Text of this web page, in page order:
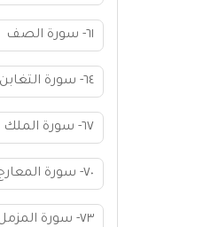
٦١- سورة الصف
٦٤- سورة التغابن
٦٧- سورة الملك
٧٠- سورة المعارج
٧٣- سورة المزمل